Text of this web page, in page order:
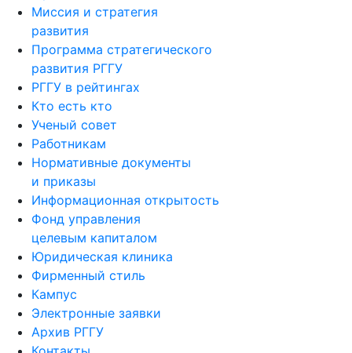
Миссия и стратегия
развития
Программа стратегического
развития РГГУ
РГГУ в рейтингах
Кто есть кто
Ученый совет
Работникам
Нормативные документы
и приказы
Информационная открытость
Фонд управления
целевым капиталом
Юридическая клиника
Фирменный стиль
Кампус
Электронные заявки
Архив РГГУ